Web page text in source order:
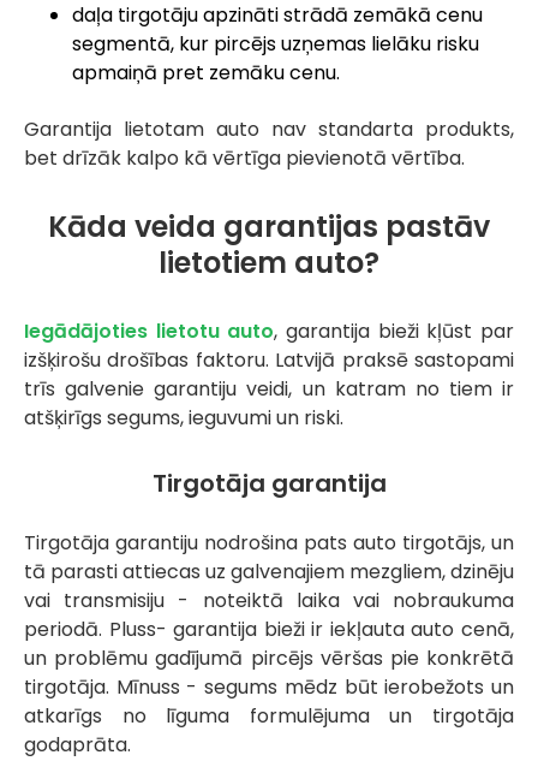
daļa tirgotāju apzināti strādā zemākā cenu
segmentā, kur pircējs uzņemas lielāku risku
apmaiņā pret zemāku cenu.
Garantija lietotam auto nav standarta produkts,
bet drīzāk kalpo kā vērtīga pievienotā vērtība.
Kāda veida garantijas pastāv
lietotiem auto?
Iegādājoties lietotu auto, garantija bieži kļūst par
izšķirošu drošības faktoru. Latvijā praksē sastopami
trīs galvenie garantiju veidi, un katram no tiem ir
atšķirīgs segums, ieguvumi un riski.
Tirgotāja garantija
Tirgotāja garantiju nodrošina pats auto tirgotājs, un
tā parasti attiecas uz galvenajiem mezgliem, dzinēju
vai transmisiju - noteiktā laika vai nobraukuma
periodā. Pluss- garantija bieži ir iekļauta auto cenā,
un problēmu gadījumā pircējs vēršas pie konkrētā
tirgotāja. Mīnuss - segums mēdz būt ierobežots un
atkarīgs no līguma formulējuma un tirgotāja
godaprāta.